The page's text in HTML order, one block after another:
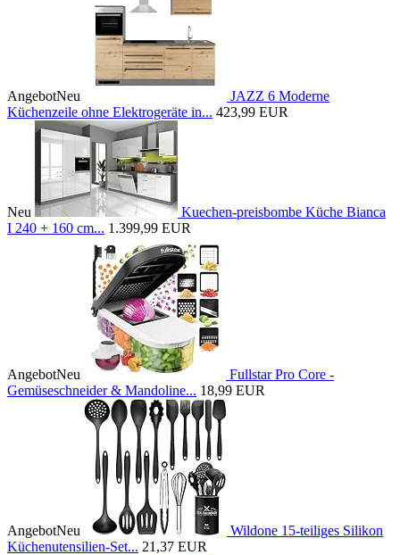
AngebotNeu
JAZZ 6 Moderne
Küchenzeile ohne Elektrogeräte in... 423,99 EUR
Neu
Kuechen-preisbombe Küche Bianca
I 240 + 160 cm... 1.399,99 EUR
AngebotNeu
Fullstar Pro Core -
Gemüseschneider & Mandoline... 18,99 EUR
AngebotNeu
Wildone 15-teiliges Silikon
Küchenutensilien-Set... 21,37 EUR